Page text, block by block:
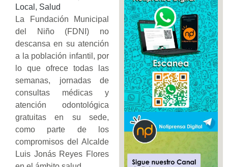
Local , Salud
La Fundación Municipal
del Niño (FDNI) no
descansa en su atención
a la población infantil, por
lo que ofrece todas las
semanas, jornadas de
consultas médicas y
atención odontológica
gratuitas en su sede,
como parte de los
compromisos del Alcalde
Luis Jonás Reyes Flores